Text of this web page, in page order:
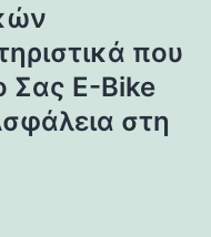
που
Σας E-Bike
στη